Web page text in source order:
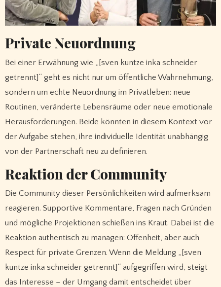
Private Neuordnung
Bei einer Erwähnung wie „[sven kuntze inka schneider
getrennt]“ geht es nicht nur um öffentliche Wahrnehmung,
sondern um echte Neuordnung im Privatleben: neue
Routinen, veränderte Lebensräume oder neue emotionale
Herausforderungen. Beide könnten in diesem Kontext vor
der Aufgabe stehen, ihre individuelle Identität unabhängig
von der Partnerschaft neu zu definieren.
Reaktion der Community
Die Community dieser Persönlichkeiten wird aufmerksam
reagieren. Supportive Kommentare, Fragen nach Gründen
und mögliche Projektionen schießen ins Kraut. Dabei ist die
Reaktion authentisch zu managen: Offenheit, aber auch
Respect für private Grenzen. Wenn die Meldung „[sven
kuntze inka schneider getrennt]“ aufgegriffen wird, steigt
das Interesse – der Umgang damit entscheidet über